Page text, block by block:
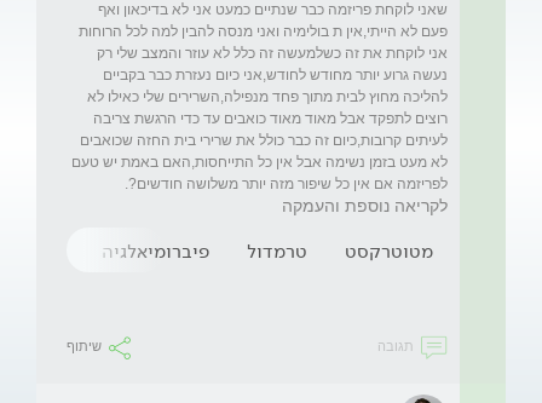
שאני לוקחת פריזמה כבר שנתיים כמעט אני לא בדיכאון ואף
פעם לא הייתי,אין ת בולימיה ואני מנסה להבין למה לכל הרוחות
אני לוקחת את זה כשלמעשה זה כלל לא עוזר והמצב שלי רק
נעשה גרוע יותר מחודש לחודש,אני כיום נעזרת כבר בקביים
להליכה מחוץ לבית מתוך פחד מנפילה,השרירים שלי כאילו לא
רוצים לתפקד אבל מאוד מאוד כואבים עד כדי הרגשת צריבה
לעיתים קרובות,כיום זה כבר כולל את שרירי בית החזה שכואבים
לא מעט בזמן נשימה אבל אין כל התייחסות,האם באמת יש טעם
לפריזמה אם אין כל שיפור מזה יותר משלושה חודשים?.
לקריאה נוספת והעמקה
מטוטרקסט טרמדול פיברומיאלגיה
תגובה שיתוף